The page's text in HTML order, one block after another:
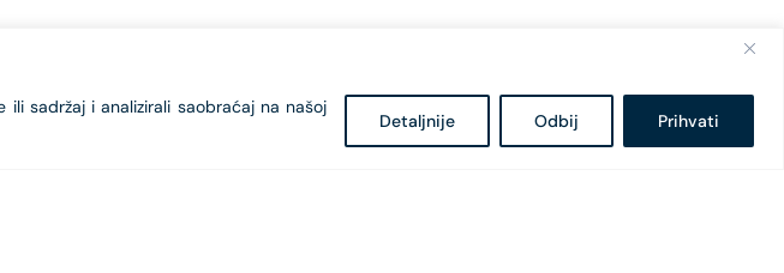
ili sadržaj i analizirali saobraćaj na našoj
Detaljnije Odbij Prihvati